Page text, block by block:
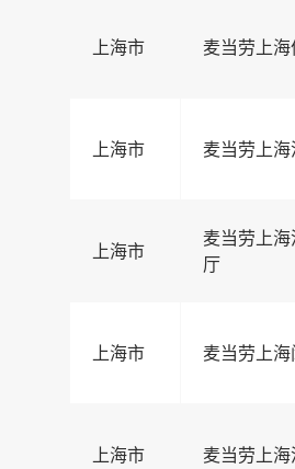
上海市 麦当劳上
上海市 麦当劳上
上海市
麦当劳上
厅
上海市 麦当劳上
上海市 麦当劳上